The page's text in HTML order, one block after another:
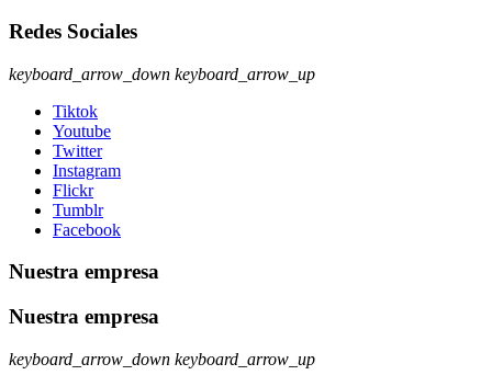
Redes Sociales
keyboard_arrow_down keyboard_arrow_up
Tiktok
Youtube
Twitter
Instagram
Flickr
Tumblr
Facebook
Nuestra empresa
Nuestra empresa
keyboard_arrow_down keyboard_arrow_up